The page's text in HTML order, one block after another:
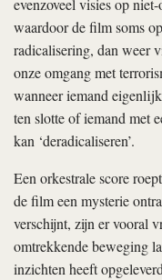
evenzoveel visies op
waardoor de film soms
radicalisering, dan weer
onze omgang met
wanneer iemand
ten slotte of iemand met
kan ‘deradicaliseren’.
Een orkestrale score
de film een mysterie
verschijnt, zijn er vooral
omtrekkende beweging
inzichten heeft